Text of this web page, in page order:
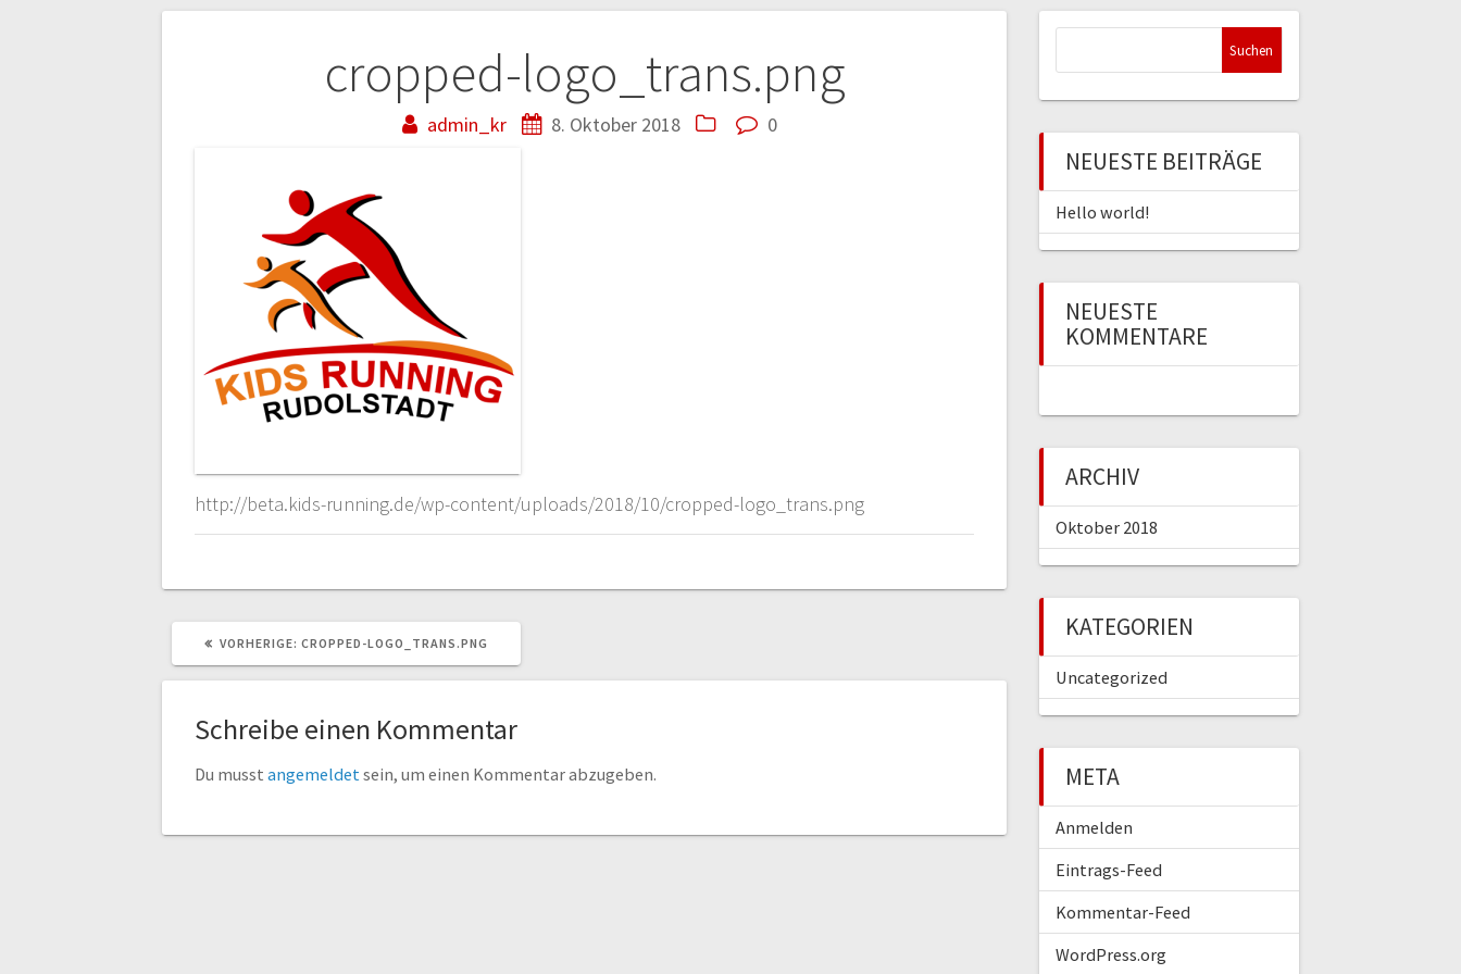
cropped-logo_trans.png
admin_kr 8. Oktober 2018 0
http://beta.kids-running.de/wp-content/uploads/2018/10/cropped-logo_trans.png
Beitragsnavigation
VORHERIGE: VORHERIGER
CROPPED-LOGO_TRANS.PNG
Schreibe einen Kommentar
Du musstangemeldetsein, um einen Kommentar abzugeben.
NEUESTE BEITRÄGE
Hello world!
NEUESTE
KOMMENTARE
ARCHIV
Oktober 2018
KATEGORIEN
Uncategorized
META
Anmelden
Eintrags-Feed
Kommentar-Feed
WordPress.org